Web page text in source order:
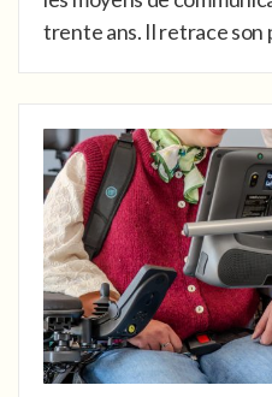
trente ans. Il retrace son